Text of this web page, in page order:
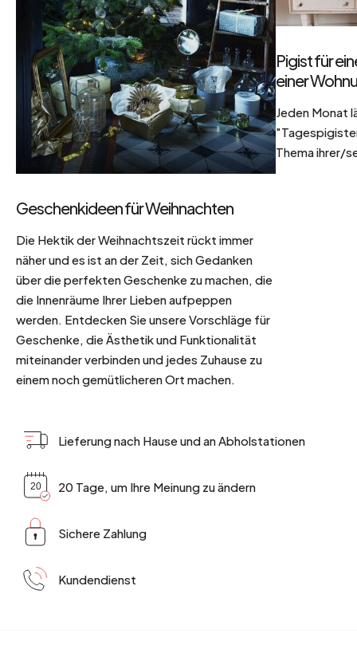
Geschenkideen für Weihnachten
Die Hektik der Weihnachtszeit rückt immer
näher und es ist an der Zeit, sich Gedanken
über die perfekten Geschenke zu machen, die
die Innenräume Ihrer Lieben aufpeppen
werden. Entdecken Sie unsere Vorschläge für
Geschenke, die Ästhetik und Funktionalität
miteinander verbinden und jedes Zuhause zu
einem noch gemütlicheren Ort machen.
Pigist für
einer
Jeden Monat
Thema ihrer/
Lieferung nach Hause und an Abholstationen
20 Tage, um Ihre Meinung zu ändern
Sichere Zahlung
Kundendienst